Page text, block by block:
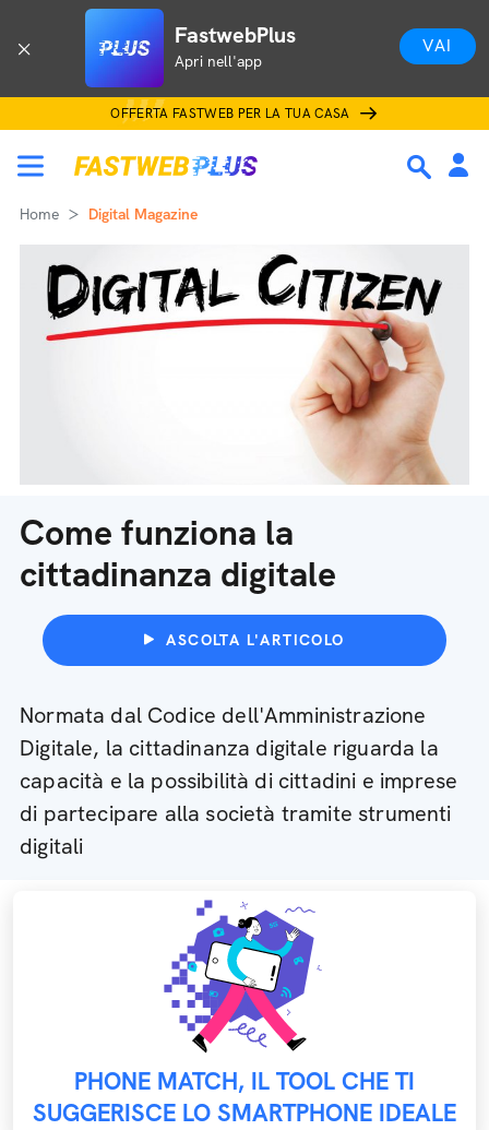
FastwebPlus
Apri nell'app
VAI
OFFERTA FASTWEB PER LA TUA CASA
Home Digital Magazine
Come funziona la
cittadinanza digitale
ASCOLTA L'ARTICOLO
Normata dal Codice dell'Amministrazione
Digitale, la cittadinanza digitale riguarda la
capacità e la possibilità di cittadini e imprese
di partecipare alla società tramite strumenti
digitali
PHONE MATCH, IL TOOL CHE TI
SUGGERISCE LO SMARTPHONE IDEALE